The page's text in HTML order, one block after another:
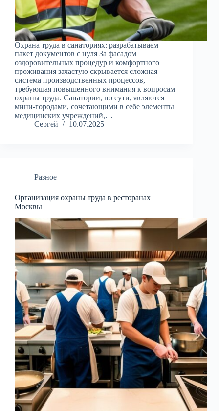
Охрана труда в санаториях: разрабатываем
пакет документов с нуля За фасадом
оздоровительных процедур и комфортного
проживания зачастую скрывается сложная
система производственных процессов,
требующая повышенного внимания к вопросам
охраны труда. Санатории, по сути, являются
мини-городами, сочетающими в себе элементы
медицинских учреждений,…
Сергей
10.07.2025
Разное
Организация охраны труда в ресторанах
Москвы